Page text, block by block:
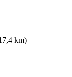
km)